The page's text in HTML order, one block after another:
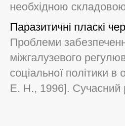
необхідною
Паразитичні пласкі
Проблеми
міжгалузевого
соціальної політики
Е. Н., 1996]. Сучасний